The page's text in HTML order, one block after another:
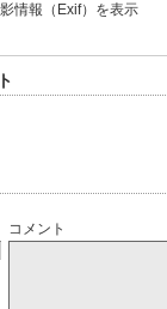
情報（Exif）を表示
コメント